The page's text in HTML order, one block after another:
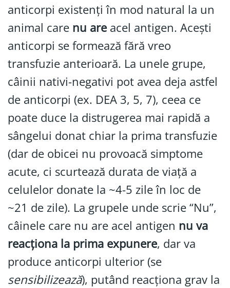
anticorpi existenți în mod natural la un
animal care nu areacel antigen. Acești
anticorpi se formează fără vreo
transfuzie anterioară. La unele grupe,
câinii nativi-negativi pot avea deja astfel
de anticorpi (ex. DEA 3, 5, 7), ceea ce
poate duce la distrugerea mai rapidă a
sângelui donat chiar la prima transfuzie
(dar de obicei nu provoacă simptome
acute, ci scurtează durata de viață a
celulelor donate la ~4-5 zile în loc de
~21 de zile). La grupele unde scrie “Nu”,
câinele care nu are acel antigen nu va
reacționa la prima expunere, dar va
produce anticorpi ulterior (se
sensibilizează), putând reacționa grav la